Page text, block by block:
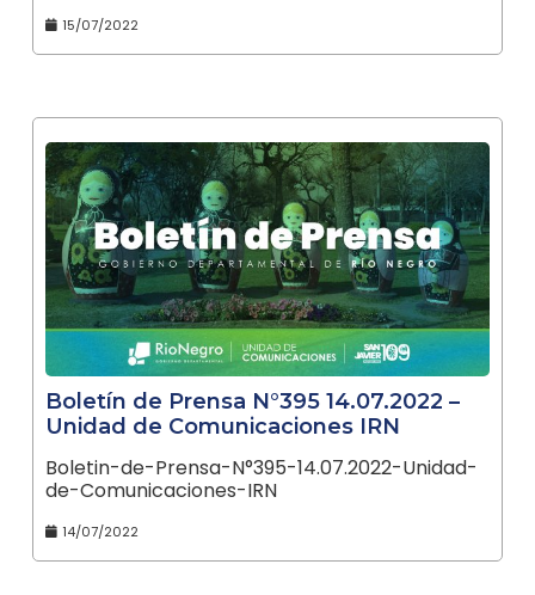
15/07/2022
Boletín de Prensa N°395 14.07.2022 –
Unidad de Comunicaciones IRN
Boletin-de-Prensa-N°395-14.07.2022-Unidad-
de-Comunicaciones-IRN
14/07/2022